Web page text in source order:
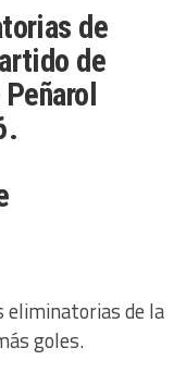
de
de
eliminatorias de la
goles.